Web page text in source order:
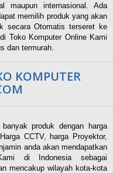
maupun internasional. Ada
memilih produk yang akan
secara Otomatis terseret ke
Toko Komputer Online Kami
dan termurah.
KOMPUTER
produk dengan harga
CCTV, harga Proyektor,
anda akan mendapatkan
di Indonesia sebagai
mencakup wilayah kota-kota